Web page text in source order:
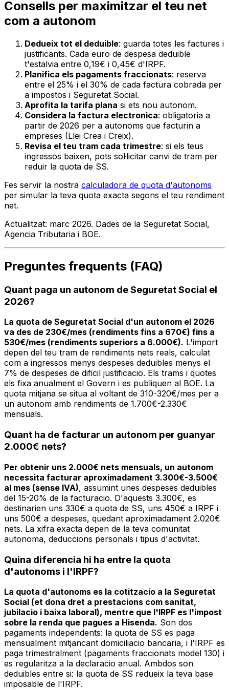
Consells per maximitzar el teu net
com a autonom
Dedueix tot el deduible: guarda totes les factures i
justificants. Cada euro de despesa deduible
t'estalvia entre 0,19€ i 0,45€ d'IRPF.
Planifica els pagaments fraccionats: reserva
entre el 25% i el 30% de cada factura cobrada per
a impostos i Seguretat Social.
Aprofita la tarifa plana si ets nou autonom.
Considera la factura electronica: obligatoria a
partir de 2026 per a autonoms que facturin a
empreses (Llei Crea i Creix).
Revisa el teu tram cada trimestre: si els teus
ingressos baixen, pots sol·licitar canvi de tram per
reduir la quota de SS.
Fes servir la nostra calculadora de quota d'autonoms
per simular la teva quota exacta segons el teu rendiment
net.
Actualitzat: marc 2026. Dades de la Seguretat Social,
Agencia Tributaria i BOE.
Preguntes frequents (FAQ)
Quant paga un autonom de Seguretat Social el
2026?
La quota de Seguretat Social d'un autonom el 2026
va des de 230€/mes (rendiments fins a 670€) fins a
530€/mes (rendiments superiors a 6.000€). L'import
depen del teu tram de rendiments nets reals, calculat
com a ingressos menys despeses deduibles menys el
7% de despeses de dificil justificacio. Els trams i quotes
els fixa anualment el Govern i es publiquen al BOE. La
quota mitjana se situa al voltant de 310-320€/mes per a
un autonom amb rendiments de 1.700€-2.330€
mensuals.
Quant ha de facturar un autonom per guanyar
2.000€ nets?
Per obtenir uns 2.000€ nets mensuals, un autonom
necessita facturar aproximadament 3.300€-3.500€
al mes (sense IVA), assumint unes despeses deduibles
del 15-20% de la facturacio. D'aquests 3.300€, es
destinarien uns 330€ a quota de SS, uns 450€ a IRPF i
uns 500€ a despeses, quedant aproximadament 2.020€
nets. La xifra exacta depen de la teva comunitat
autonoma, deduccions personals i tipus d'activitat.
Quina diferencia hi ha entre la quota
d'autonoms i l'IRPF?
La quota d'autonoms es la cotitzacio a la Seguretat
Social (et dona dret a prestacions com sanitat,
jubilacio i baixa laboral), mentre que l'IRPF es l'impost
sobre la renda que pagues a Hisenda. Son dos
pagaments independents: la quota de SS es paga
mensualment mitjancant domiciliacio bancaria, i l'IRPF es
paga trimestralment (pagaments fraccionats model 130) i
es regularitza a la declaracio anual. Ambdos son
deduibles entre si: la quota de SS redueix la teva base
imposable de l'IRPF.